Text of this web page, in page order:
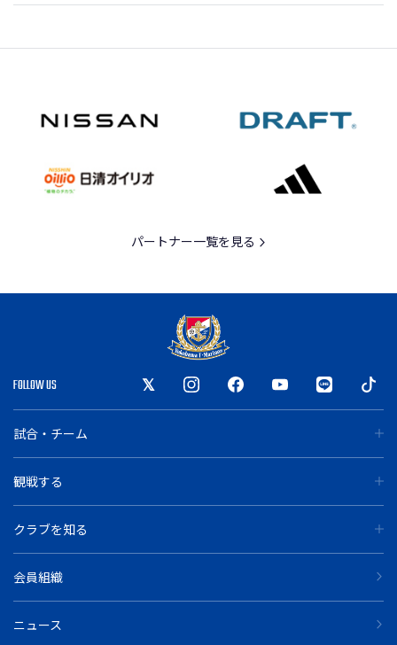
パートナー一覧を見る
FOLLOW US
試合・チーム
観戦する
クラブを知る
会員組織
ニュース